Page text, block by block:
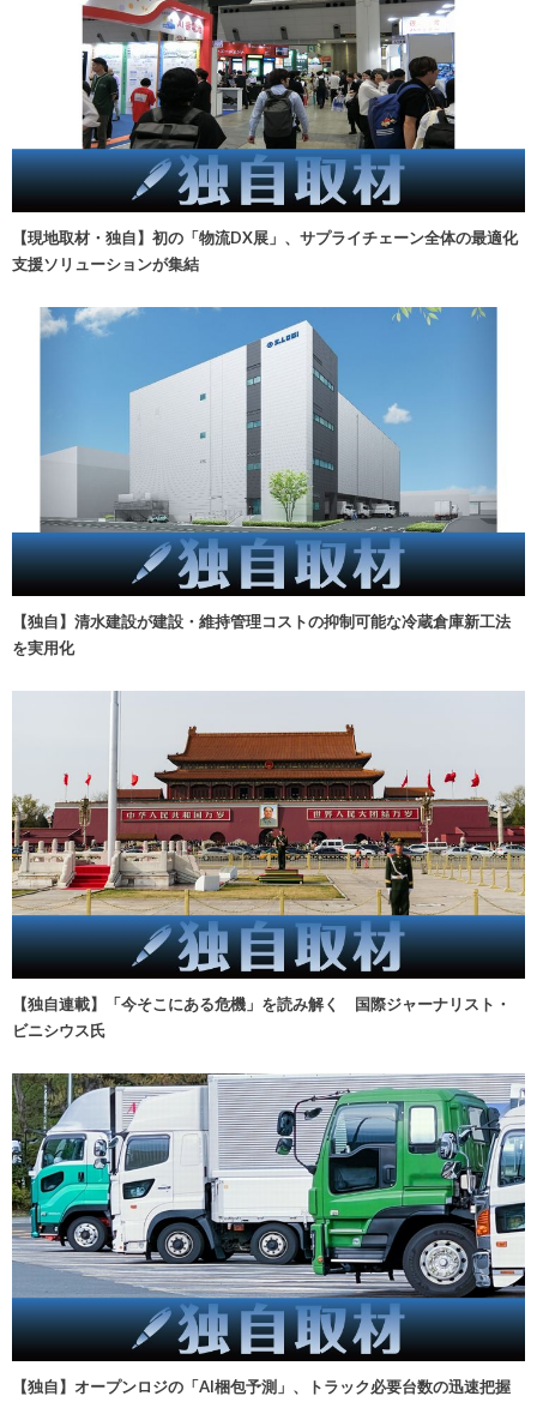
【現地取材・独自】初の「物流DX展」、サプライチェーン全体の最適化
支援ソリューションが集結
【独自】清水建設が建設・維持管理コストの抑制可能な冷蔵倉庫新工法
を実用化
【独自連載】「今そこにある危機」を読み解く 国際ジャーナリスト・
ビニシウス氏
【独自】オープンロジの「AI梱包予測」、トラック必要台数の迅速把握